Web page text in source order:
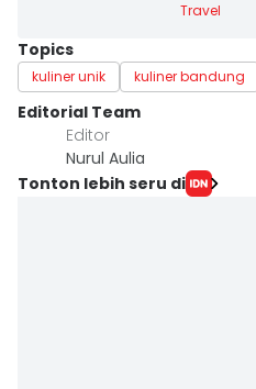
Travel
Topics
kuliner unik kuliner bandung
Editorial Team
Editor
Nurul Aulia
Tonton lebih seru di